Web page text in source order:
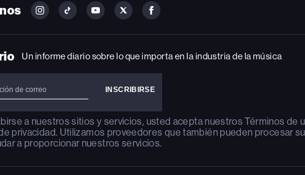
FOLLOW
ON
FOLLOW
ON
FOLLOW
ON
FOLLOW
ON
FOLLOW
ON
Un informe diario sobre lo que importa en la industria de la música
a nuestros sitios y servicios, usted acepta nuestrosTérminos de
privacidad. Utilizamos proveedores que también pueden procesar
a proporcionar nuestros servicios.